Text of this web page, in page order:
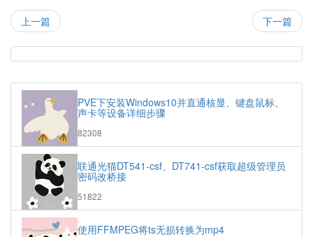
下一篇
上一篇
热
章
文
章
PVE下安装Windows10并直通核显、键盘鼠标、
声卡等设备详细步骤
浏
次
数:
82308
联通光猫DT541-csf、DT741-csf获取超级管理员
密码改桥接
浏
次
数:
51822
使用FFMPEG将ts无损转换为mp4